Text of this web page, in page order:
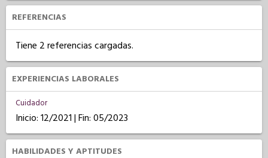
REFERENCIAS
Tiene 2 referencias cargadas.
EXPERIENCIAS LABORALES
Cuidador
Inicio: 12/2021 | Fin: 05/2023
HABILIDADES Y APTITUDES